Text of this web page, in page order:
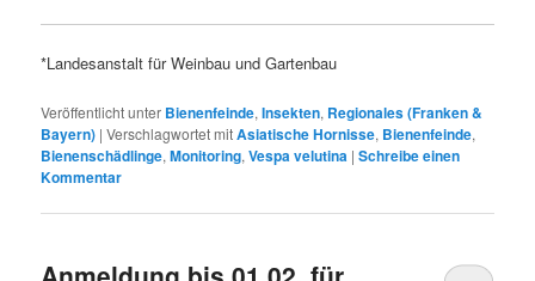
*Landesanstalt für Weinbau und Gartenbau
Veröffentlicht unter Bienenfeinde,Insekten, Regionales (Franken &
Bayern) |Verschlagwortet mitAsiatische Hornisse, Bienenfeinde,
Bienenschädlinge,Monitoring,Vespa velutina |Schreibe einen
Kommentar